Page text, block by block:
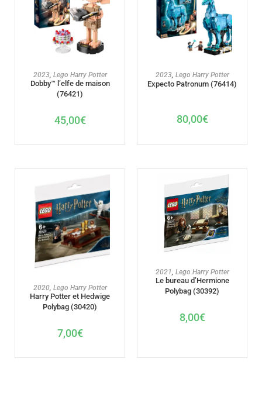
AJOUTER AU PANIER
2023 Lego Harry Potter
Dobby™ l’elfe de maison
(76421)
45,00€
AJOUTER AU PANIER
2023 Lego Harry Potter
Expecto Patronum (76414)
80,00€
AJOUTER AU PANIER
2020, Lego Harry Potter
Harry Potter et Hedwige
Polybag (30420)
7,00€
AJOUTER AU PANIER
2021, Lego Harry Potter
Le bureau d’Hermione
Polybag (30392)
8,00€